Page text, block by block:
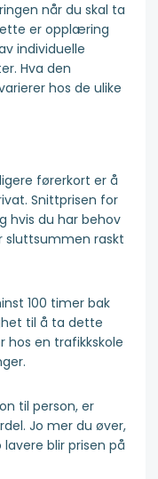
når du skal ta
er opplæring
individuelle
Hva den
hos de ulike
førerkort er å
Snittprisen for
hvis du har behov
sluttsummen raskt
100 timer bak
til å ta dette
en trafikkskole
til person, er
Jo mer du øver,
blir prisen på